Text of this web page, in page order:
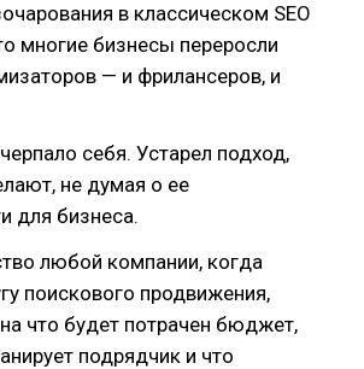
в классическом SEO
многие бизнесы переросли
— и фрилансеров, и
себя. Устарел подход,
не думая о ее
для бизнеса.
любой компании, когда
поискового продвижения,
что будет потрачен бюджет,
подрядчик и что